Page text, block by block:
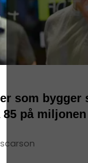
som bygger
85 på